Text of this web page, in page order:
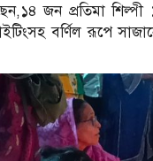
জন প্রতিমা
বর্ণিল রূপে